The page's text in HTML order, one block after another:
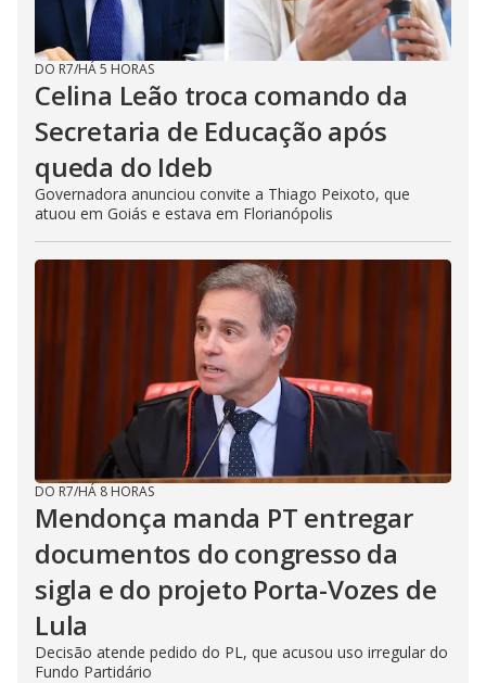
DO R7/HÁ 5 HORAS
Celina Leão troca comando da
Secretaria de Educação após
queda do Ideb
Governadora anunciou convite a Thiago Peixoto, que
atuou em Goiás e estava em Florianópolis
DO R7/HÁ 8 HORAS
Mendonça manda PT entregar
documentos do congresso da
sigla e do projeto Porta-Vozes de
Lula
Decisão atende pedido do PL, que acusou uso irregular do
Fundo Partidário